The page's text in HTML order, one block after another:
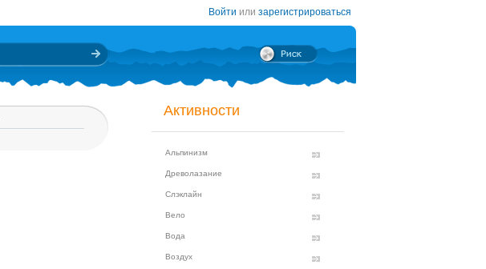
Войти или зарегистрироваться
Активности
Альпинизм
Древолазание
Слэклайн
Вело
Вода
Воздух